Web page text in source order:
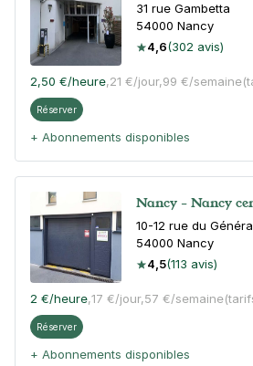
31 rue Gambetta
54000 Nancy
4,6(302 avis)
2,50 €/heure,21 €/jour,99 €/semaine
Réserver
+ Abonnements disponibles
Nancy - Nancy
10-12 rue du
54000 Nancy
4,5(113 avis)
2 €/heure,17 €/jour,57 €/semaine
Réserver
+ Abonnements disponibles